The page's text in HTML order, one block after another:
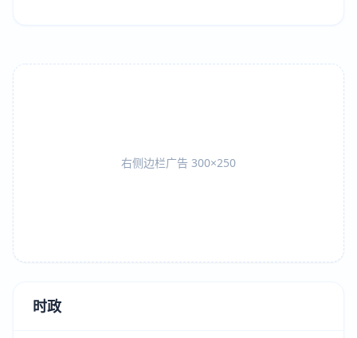
右侧边栏广告 300×250
时政